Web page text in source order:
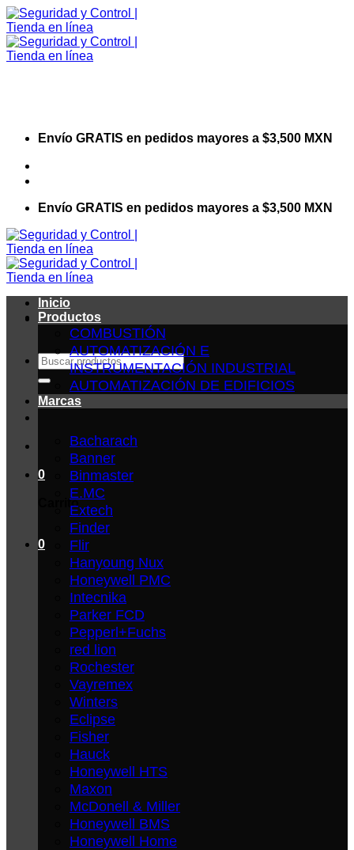
Saltar
al
contenido
Envío GRATIS en pedidos mayores a $3,500 MXN
Envío GRATIS en pedidos mayores a $3,500 MXN
Buscar
por:
0
Carrito
0
Inicio
Productos
COMBUSTIÓN
AUTOMATIZACIÓN E
INSTRUMENTACIÓN INDUSTRIAL
AUTOMATIZACIÓN DE EDIFICIOS
Marcas
Bacharach
Banner
Binmaster
E.MC
Extech
Finder
Flir
Hanyoung Nux
Honeywell PMC
Intecnika
Parker FCD
Pepperl+Fuchs
red lion
Rochester
Vayremex
Winters
Eclipse
Fisher
Hauck
Honeywell HTS
Maxon
McDonell & Miller
Honeywell BMS
Honeywell Home